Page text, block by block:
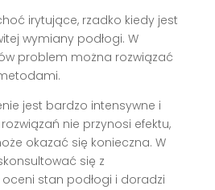
irytujące, rzadko kiedy jest
wymiany podłogi. W
problem można rozwiązać
jest bardzo intensywne i
nie przynosi efektu,
okazać się konieczna. W
się z
stan podłogi i doradzi